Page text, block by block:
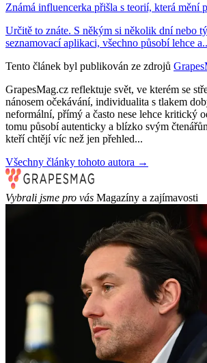
Známá influencerka přišla s teorií, která mění
Určitě to znáte. S někým si několik dní nebo
seznamovací aplikaci, všechno působí lehce
Tento článek byl publikován ze zdrojů
GrapesMag.cz reflektuje svět, ve kterém se
nánosem očekávání, individualita s tlakem
neformální, přímý a často nese lehce kritický
tomu působí autenticky a blízko svým
kteří chtějí víc než jen přehled...
Všechny články tohoto autora →
Vybrali jsme pro vás Magazíny a zajímavosti